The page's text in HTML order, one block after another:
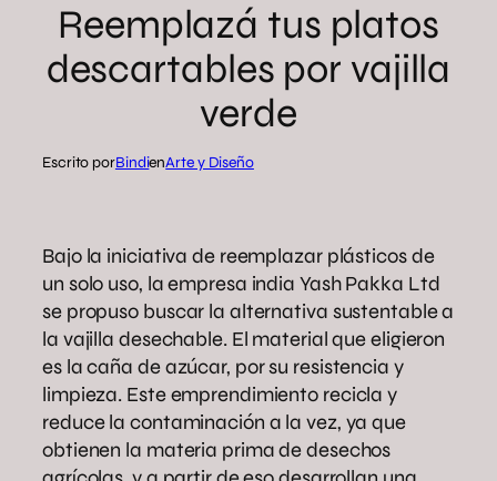
Reemplazá tus platos
descartables por vajilla
verde
Escrito porBindienArte y Diseño
Bajo la iniciativa de reemplazar plásticos de
un solo uso, la empresa india Yash Pakka Ltd
se propuso buscar la alternativa sustentable a
la vajilla desechable. El material que eligieron
es la caña de azúcar, por su resistencia y
limpieza. Este emprendimiento recicla y
reduce la contaminación a la vez, ya que
obtienen la materia prima de desechos